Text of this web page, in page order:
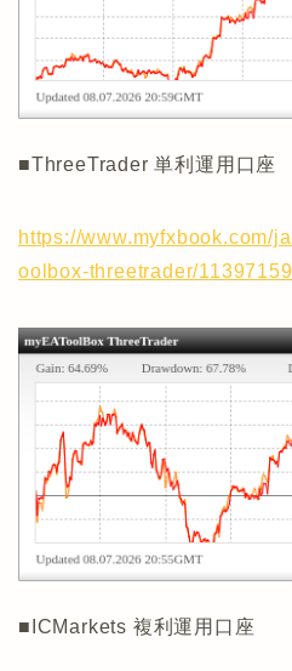
■ThreeTrader 単利運用口座
https://www.myfxbook.com/
oolbox-threetrader/11397159
■ICMarkets 複利運用口座